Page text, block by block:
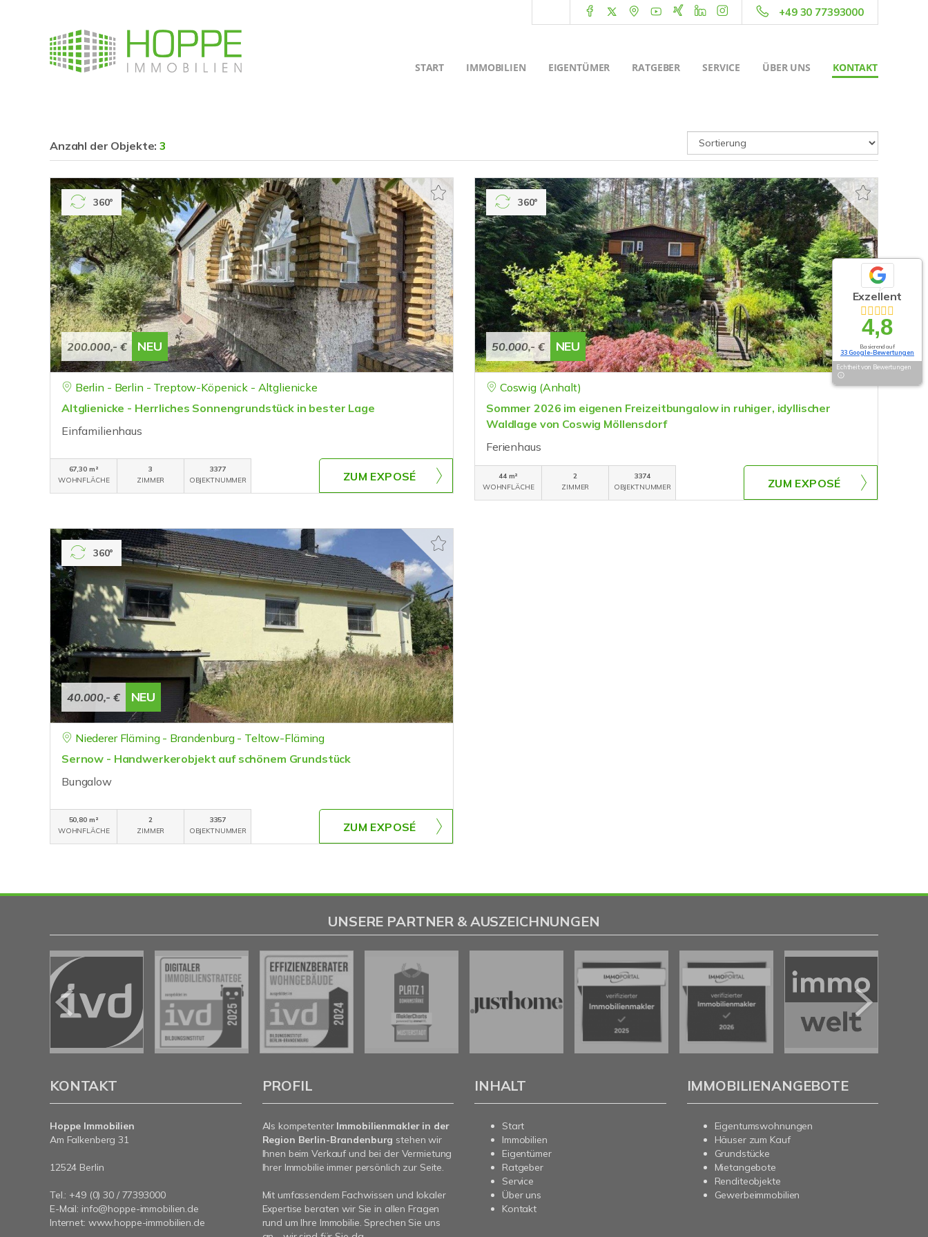
+49 30 77393000
START IMMOBILIEN EIGENTÜMER RATGEBER SERVICE ÜBER UNS KONTAKT
Anzahl der Objekte:3
200.000,- € NEU
360°
Berlin - Berlin - Treptow-Köpenick - Altglienicke
Altglienicke - Herrliches Sonnengrundstück in bester Lage
Einfamilienhaus
67,30 m²
WOHNFLÄCHE
3
ZIMMER
3377
OBJEKTNUMMER
ZUM EXPOSÉ
50.000,- € NEU
360°
Coswig (Anhalt)
Sommer 2026 im eigenen Freizeitbungalow in ruhiger, idyllischer
Waldlage von Coswig Möllensdorf
Ferienhaus
44 m²
WOHNFLÄCHE
2
ZIMMER
3374
OBJEKTNUMMER
ZUM EXPOSÉ
40.000,- € NEU
360°
Niederer Fläming - Brandenburg - Teltow-Fläming
Sernow - Handwerkerobjekt auf schönem Grundstück
Bungalow
50,80 m²
WOHNFLÄCHE
2
ZIMMER
3357
OBJEKTNUMMER
ZUM EXPOSÉ
Exzellent
4,8
Basierend auf
33 Google-Bewertungen
Echtheit von Bewertungen
UNSERE PARTNER & AUSZEICHNUNGEN
KONTAKT
Hoppe Immobilien
Am Falkenberg 31
12524 Berlin
Tel.: +49 (0) 30 / 77393000
E-Mail: info@hoppe-immobilien.de
Internet: www.hoppe-immobilien.de
PROFIL
Als kompetenter Immobilienmakler in der
Region Berlin-Brandenburg stehen wir
Ihnen beim Verkauf und bei der Vermietung
Ihrer Immobilie immer persönlich zur Seite.
Mit umfassendem Fachwissen und lokaler
Expertise beraten wir Sie in allen Fragen
rund um Ihre Immobilie. Sprechen Sie uns
INHALT
Start
Immobilien
Eigentümer
Ratgeber
Service
Über uns
Kontakt
IMMOBILIENANGEBOTE
Eigentumswohnungen
Häuser zum Kauf
Grundstücke
Mietangebote
Renditeobjekte
Gewerbeimmobilien